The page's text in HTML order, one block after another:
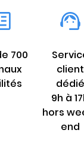
700
client
dédié
9h à
hors
end